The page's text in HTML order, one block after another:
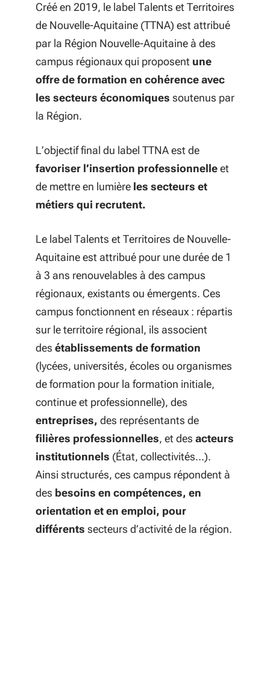
Créé en 2019, le label Talents et Territoires
de Nouvelle-Aquitaine (TTNA) est attribué
par la Région Nouvelle-Aquitaine à des
campus régionaux qui proposent une
offre de formation en cohérence avec
les secteurs économiques soutenus par
la Région.
L’objectif final du label TTNA est de
favoriser l’insertion professionnelleet
de mettre en lumière les secteurs et
métiers qui recrutent.
Le label Talents et Territoires de Nouvelle-
Aquitaine est attribué pour une durée de 1
à 3 ans renouvelables à des campus
régionaux, existants ou émergents. Ces
campus fonctionnent en réseaux : répartis
sur le territoire régional, ils associent
des établissements de formation
(lycées, universités, écoles ou organismes
de formation pour la formation initiale,
continue et professionnelle), des
entreprises, des représentants de
filières professionnelles, etdes acteurs
institutionnels (État, collectivités...).
Ainsi structurés, ces campus répondent à
des besoins en compétences, en
orientation et en emploi, pour
différents secteurs d’activité de la région.